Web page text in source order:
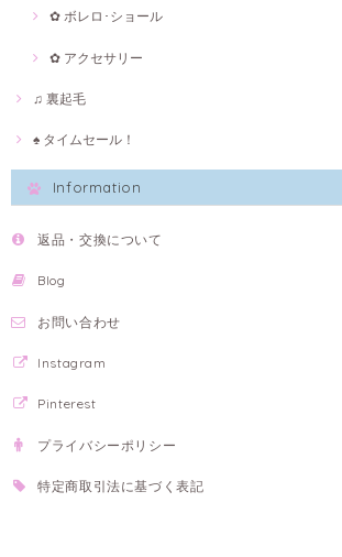
✿ ボレロ･ショール
✿ アクセサリー
♫ 裏起毛
♠ タイムセール！
Information
返品・交換について
Blog
お問い合わせ
Instagram
Pinterest
プライバシーポリシー
特定商取引法に基づく表記